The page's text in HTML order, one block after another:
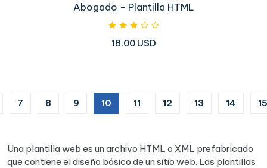
Abogado - Plantilla HTML
18.00 USD
7 8 9 10 (current)
11 12 13 14 15
Una plantilla web es un archivo HTML o XML prefabricado
que contiene el diseño básico de un sitio web. Las plantillas